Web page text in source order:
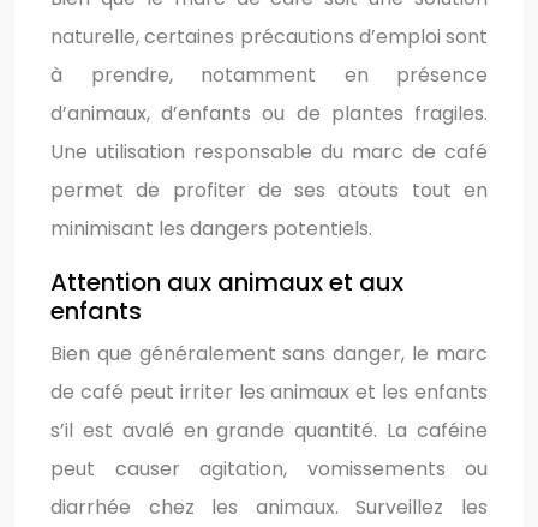
naturelle, certaines précautions d’emploi sont
à prendre, notamment en présence
d’animaux, d’enfants ou de plantes fragiles.
Une utilisation responsable du marc de café
permet de profiter de ses atouts tout en
minimisant les dangers potentiels.
Attention aux animaux et aux
enfants
Bien que généralement sans danger, le marc
de café peut irriter les animaux et les enfants
s’il est avalé en grande quantité. La caféine
peut causer agitation, vomissements ou
diarrhée chez les animaux. Surveillez les